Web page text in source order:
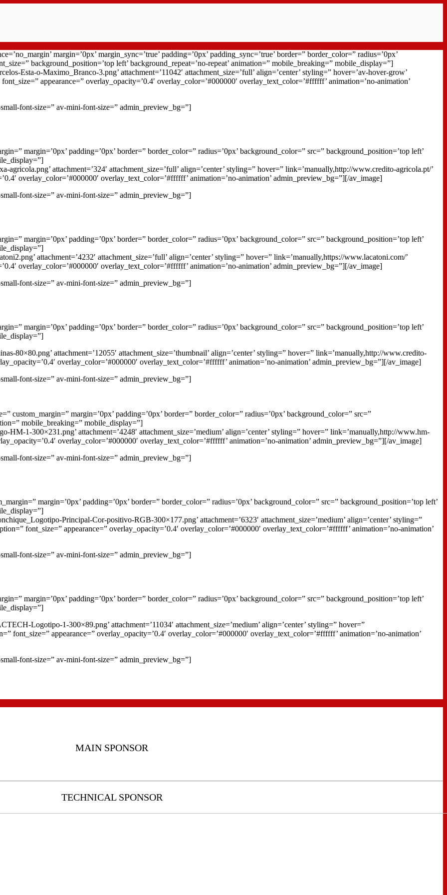
margin=’0px’ margin_sync=’true’ padding=’0px’ padding_sync=’true’ border=” border_color=” radius=’0px’
background_position=’top left’ background_repeat=’no-repeat’ animation=” mobile_breaking=” mobile_display=”]
Esta-o-Maximo_Branco-3.png’ attachment=’11042′ attachment_size=’full’ align=’center’ styling=” hover=’av-hover-grow’
appearance=” overlay_opacity=’0.4′ overlay_color=’#000000′ overlay_text_color=’#ffffff’ animation=’no-animation’
font-size=” av-mini-font-size=” admin_preview_bg=”]
margin=’0px’ padding=’0px’ border=” border_color=” radius=’0px’ background_color=” src=” background_position=’top left’
attachment=’324′ attachment_size=’full’ align=’center’ styling=” hover=” link=’manually,http://www.credito-agricola.pt/’
overlay_color=’#000000′ overlay_text_color=’#ffffff’ animation=’no-animation’ admin_preview_bg=”][/av_image]
font-size=” av-mini-font-size=” admin_preview_bg=”]
margin=’0px’ padding=’0px’ border=” border_color=” radius=’0px’ background_color=” src=” background_position=’top left’
attachment=’4232′ attachment_size=’full’ align=’center’ styling=” hover=” link=’manually,https://www.lacatoni.com/’
overlay_color=’#000000′ overlay_text_color=’#ffffff’ animation=’no-animation’ admin_preview_bg=”][/av_image]
font-size=” av-mini-font-size=” admin_preview_bg=”]
margin=’0px’ padding=’0px’ border=” border_color=” radius=’0px’ background_color=” src=” background_position=’top left’
80×80.png’ attachment=’12055′ attachment_size=’thumbnail’ align=’center’ styling=” hover=” link=’manually,http://www.credito-
overlay_color=’#000000′ overlay_text_color=’#ffffff’ animation=’no-animation’ admin_preview_bg=”][/av_image]
font-size=” av-mini-font-size=” admin_preview_bg=”]
custom_margin=” margin=’0px’ padding=’0px’ border=” border_color=” radius=’0px’ background_color=” src=”
mobile_breaking=” mobile_display=”]
HM-1-300×231.png’ attachment=’4248′ attachment_size=’medium’ align=’center’ styling=” hover=” link=’manually,http://www.hm-
overlay_color=’#000000′ overlay_text_color=’#ffffff’ animation=’no-animation’ admin_preview_bg=”][/av_image]
font-size=” av-mini-font-size=” admin_preview_bg=”]
margin=’0px’ padding=’0px’ border=” border_color=” radius=’0px’ background_color=” src=” background_position=’top left’
Principal-Cor-positivo-RGB-300×177.png’ attachment=’6323′ attachment_size=’medium’ align=’center’ styling=”
font_size=” appearance=” overlay_opacity=’0.4′ overlay_color=’#000000′ overlay_text_color=’#ffffff’ animation=’no-animation’
font-size=” av-mini-font-size=” admin_preview_bg=”]
margin=’0px’ padding=’0px’ border=” border_color=” radius=’0px’ background_color=” src=” background_position=’top left’
Logotipo-1-300×89.png’ attachment=’11034′ attachment_size=’medium’ align=’center’ styling=” hover=”
font_size=” appearance=” overlay_opacity=’0.4′ overlay_color=’#000000′ overlay_text_color=’#ffffff’ animation=’no-animation’
font-size=” av-mini-font-size=” admin_preview_bg=”]
MAIN SPONSOR
TECHNICAL SPONSOR